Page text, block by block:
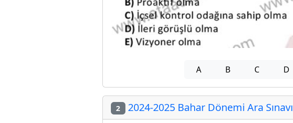
A B C D
2 2024-2025 Bahar Dönemi Ara Sınavı